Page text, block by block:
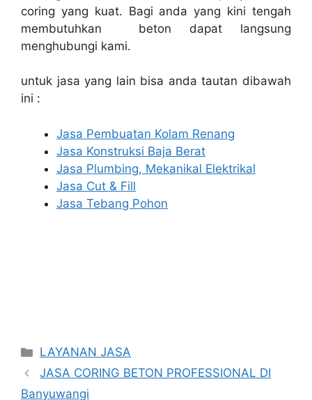
coring yang kuat. Bagi anda yang kini tengah
membutuhkan beton dapat langsung
menghubungi kami.
untuk jasa yang lain bisa anda tautan dibawah
ini :
Jasa Pembuatan Kolam Renang
Jasa Konstruksi Baja Berat
Jasa Plumbing, Mekanikal Elektrikal
Jasa Cut & Fill
Jasa Tebang Pohon
Categories
LAYANAN JASA
JASA CORING BETON PROFESSIONAL DI
Banyuwangi